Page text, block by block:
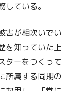
ている。
害が相次いでい
を知っていた上
ターをつくって
所属する同期の